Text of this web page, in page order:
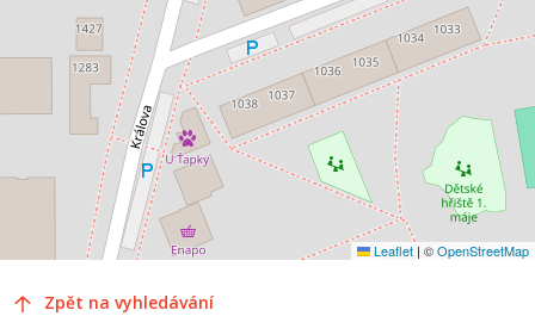
Leaflet | ©OpenStreetMap
Zpět na vyhledávání